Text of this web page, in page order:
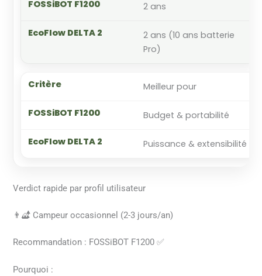
2 ans
2 ans (10 ans batterie
Pro)
Meilleur pour
Budget & portabilité
Puissance & extensibilité
Verdict rapide par profil utilisateur
👨‍🏕️ Campeur occasionnel (2-3 jours/an)
Recommandation : FOSSiBOT F1200 ✅
Pourquoi :